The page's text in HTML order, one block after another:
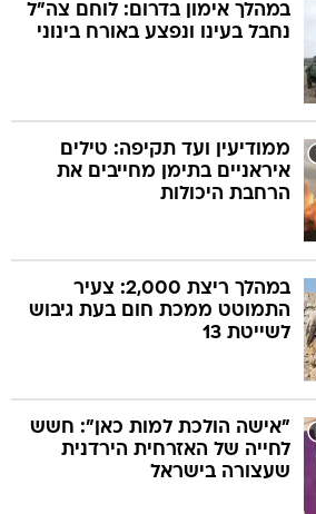
במהלך אימון בדרום: לוחם צה"ל
נחבל בעינו ונפצע באורח בינוני
ממודיעין ועד תקיפה: טילים
איראניים בתימן מחייבים את
הרחבת היכולות
במהלך ריצת 2,000: צעיר
התמוטט ממכת חום בעת גיבוש
לשייטת 13
"אישה הולכת למות כאן": חשש
לחייה של האזרחית הירדנית
שעצורה בישראל